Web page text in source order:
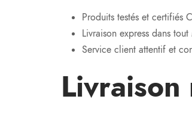
Produits testés et certifiés
Livraison express dans
Service client attentif et